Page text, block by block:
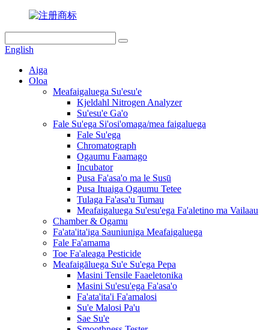
English
Aiga
Oloa
Meafaigaluega Su'esu'e
Kjeldahl Nitrogen Analyzer
Su'esu'e Ga'o
Fale Su'ega Si'osi'omaga/mea faigaluega
Fale Su'ega
Chromatograph
Ogaumu Faamago
Incubator
Pusa Fa'asa'o ma le Susū
Pusa Ituaiga Ogaumu Tetee
Tulaga Fa'asa'u Tumau
Meafaigaluega Su'esu'ega Fa'aletino ma Vailaau
Chamber & Ogamu
Fa'ata'ita'iga Sauniuniga Meafaigaluega
Fale Fa'amama
Toe Fa'aleaga Pesticide
Meafaigāluega Su'e Su'ega Pepa
Masini Tensile Faaeletonika
Masini Su'esu'ega Fa'asa'o
Fa'ata'ita'i Fa'amalosi
Su'e Malosi Pa'u
Sae Su'e